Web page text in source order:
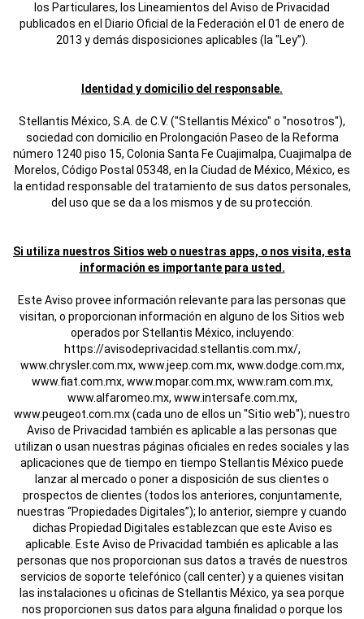
los Particulares, los Lineamientos del Aviso de Privacidad
publicados en el Diario Oficial de la Federación el 01 de enero de
2013 y demás disposiciones aplicables (la "Ley”).
Identidad y domicilio del responsable.
Stellantis México, S.A. de C.V. ("Stellantis México" o "nosotros"),
sociedad con domicilio en Prolongación Paseo de la Reforma
número 1240 piso 15, Colonia Santa Fe Cuajimalpa, Cuajimalpa de
Morelos, Código Postal 05348, en la Ciudad de México, México, es
la entidad responsable del tratamiento de sus datos personales,
del uso que se da a los mismos y de su protección.
Si utiliza nuestros Sitios web o nuestras apps, o nos visita, esta
información es importante para usted.
Este Aviso provee información relevante para las personas que
visitan, o proporcionan información en alguno de los Sitios web
operados por Stellantis México, incluyendo:
https://avisodeprivacidad.stellantis.com.mx/,
www.chrysler.com.mx, www.jeep.com.mx, www.dodge.com.mx,
www.fiat.com.mx, www.mopar.com.mx, www.ram.com.mx,
www.alfaromeo.mx, www.intersafe.com.mx,
www.peugeot.com.mx (cada uno de ellos un "Sitio web"); nuestro
Aviso de Privacidad también es aplicable a las personas que
utilizan o usan nuestras páginas oficiales en redes sociales y las
aplicaciones que de tiempo en tiempo Stellantis México puede
lanzar al mercado o poner a disposición de sus clientes o
prospectos de clientes (todos los anteriores, conjuntamente,
nuestras “Propiedades Digitales”); lo anterior, siempre y cuando
dichas Propiedad Digitales establezcan que este Aviso es
aplicable. Este Aviso de Privacidad también es aplicable a las
personas que nos proporcionan sus datos a través de nuestros
servicios de soporte telefónico (call center) y a quienes visitan
las instalaciones u oficinas de Stellantis México, ya sea porque
nos proporcionen sus datos para alguna finalidad o porque los